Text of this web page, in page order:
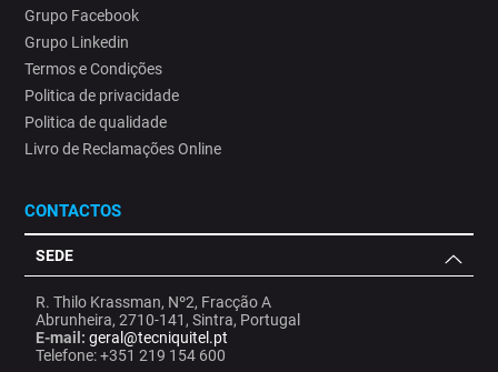
Grupo Facebook
Grupo Linkedin
Termos e Condições
Politica de privacidade
Politica de qualidade
Livro de Reclamações Online
CONTACTOS
SEDE
R. Thilo Krassman, Nº2, Fracção A
Abrunheira, 2710-141, Sintra, Portugal
E-mail: geral@tecniquitel.pt
Telefone: +351 219 154 600